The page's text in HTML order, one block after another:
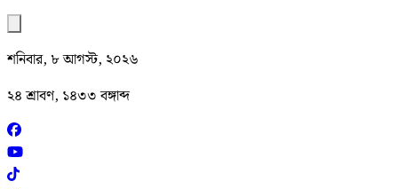
শনিবার, ৮ আগস্ট, ২০২৬
২৪ শ্রাবণ, ১৪৩৩ বঙ্গাব্দ